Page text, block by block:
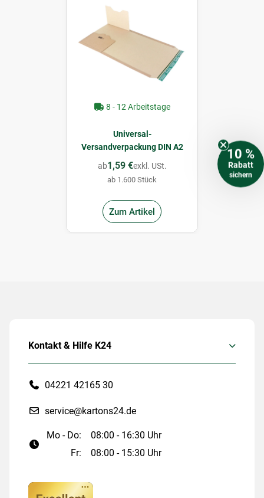
8 - 12 Arbeitstage
Universal-
Versandverpackung DIN A2
ab1,59 €exkl. USt.
ab 1.600 Stück
Zum Artikel
Kontakt & Hilfe K24
04221 42165 30
service@kartons24.de
Mo - Do:
08:00 - 16:30 Uhr
Fr:
08:00 - 15:30 Uhr
10 %
Rabatt
sichern